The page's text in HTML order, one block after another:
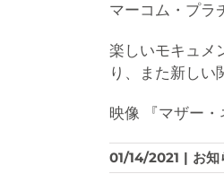
マーコム・プラ
楽しいモキュメ
り、また新しい
映像 『マザー
01/14/2021 | お知